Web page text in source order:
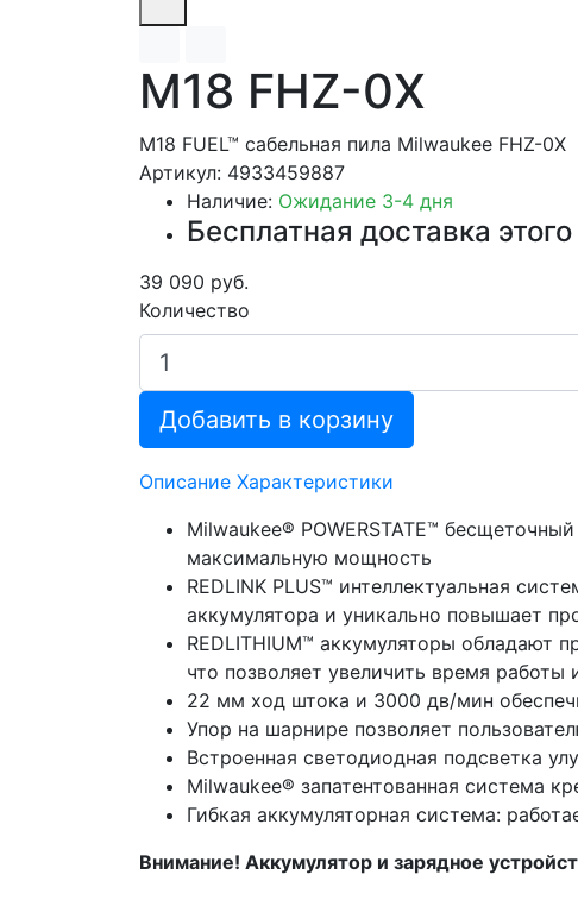
M18 FHZ-0X
M18 FUEL™ сабельная пила Milwaukee FHZ-0X
Артикул: 4933459887
Наличие: Ожидание 3-4 дня
Бесплатная доставка
39 090 руб.
Количество
Добавить в корзину
Описание Характеристики
Milwaukee® POWERSTATE™
максимальную мощность
REDLINK PLUS™ интеллектуальная
аккумулятора и уникально повышает
REDLITHIUM™ аккумуляторы обладают
что позволяет увеличить время работы
22 мм ход штока и 3000 дв/мин
Упор на шарнире позволяет
Встроенная светодиодная подсветка
Milwaukee® запатентованная система
Гибкая аккумуляторная система:
Внимание! Аккумулятор и зарядное